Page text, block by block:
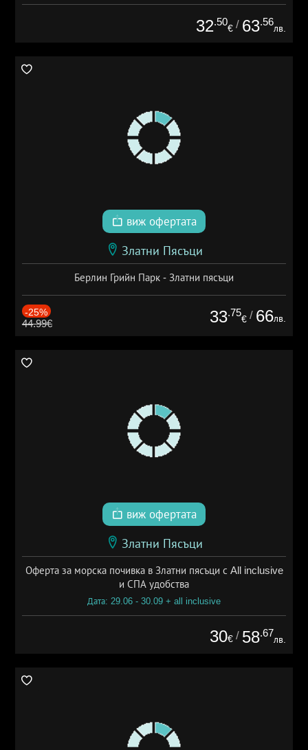
32.50
€ / 63.56
лв.
виж офертата
Златни Пясъци
Берлин Грийн Парк - Златни пясъци
-25%
44.99€ 33.75
€ / 66лв.
виж офертата
Златни Пясъци
Оферта за морска почивка в Златни пясъци с All inclusive
и СПА удобства
Дата: 29.06 - 30.09 + all inclusive
30€ / 58.67
лв.